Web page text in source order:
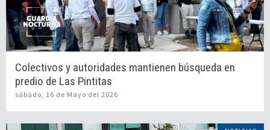
Colectivos y autoridades mantienen búsqueda en
predio de Las Pintitas
sábado, 16 de Mayo del 2026